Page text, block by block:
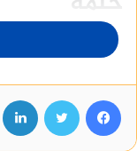
تقرر أماني أن
يصبح محامياً.
كيفية التعامل مع
بسرعة كبيرة،
المكتب.